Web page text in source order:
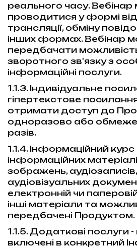
реального часу.
проводитися у формі
трансляції, обміну
інших формах. Вебінар
передбачати
зворотного зв'язку з
інформаційні послуги.
1.1.3. Індивідуальне
гіпертекстове
отримати доступ до
одноразово або
разів.
1.1.4. Інформаційний курс
інформаційних
зображень, аудіозаписів,
аудіовізуальних
електронній чи
інші матеріали та
передбачені Продуктом.
1.1.5. Додаткові послуги -
включені в конкретний